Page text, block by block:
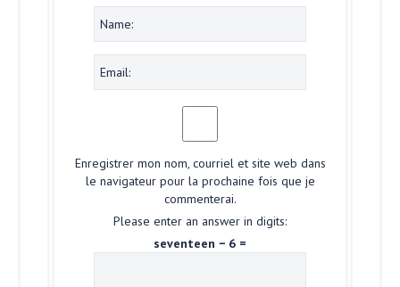
Enregistrer mon nom, courriel et site web dans
le navigateur pour la prochaine fois que je
commenterai.
Please enter an answer in digits:
seventeen − 6 =